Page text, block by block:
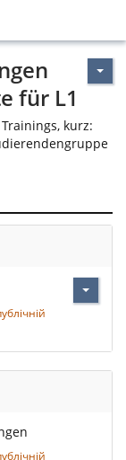
L1
für L1
kurz: